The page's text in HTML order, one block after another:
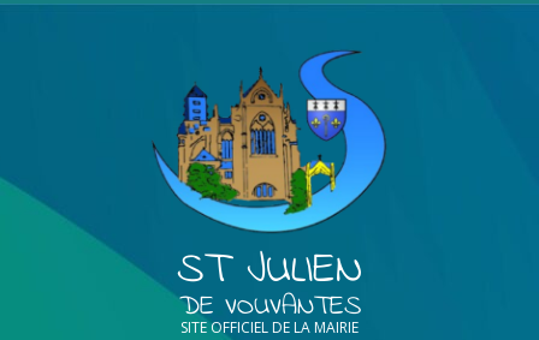
ST JULIEN
DE VOUVANTES
SITE OFFICIEL DE LA MAIRIE